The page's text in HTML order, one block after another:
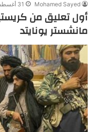
Mohamed Sayed 31 أغسطس، 2021
أول تعليق من
مانشستر يونايتد